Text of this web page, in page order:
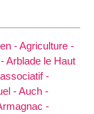
-Agriculture -
Arblade le Haut
associatif -
-Auch -
-